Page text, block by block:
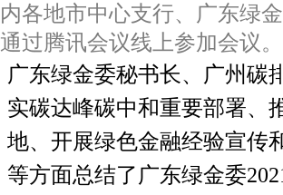
内各地市中心支行、广东绿
通过腾讯会议线上参加会议。
广东绿金委秘书长、广州碳
实碳达峰碳中和重要部署、
地、开展绿色金融经验宣传
等方面总结了广东绿金委